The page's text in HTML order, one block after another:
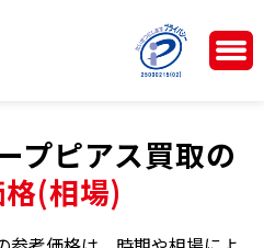
プピアス買取の
(相場)